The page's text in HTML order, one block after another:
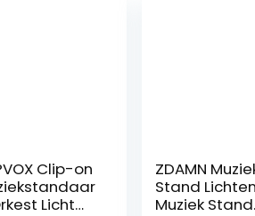
Clip-on
Licht
ZDAMN
Stand Lichten
Muziek Stand